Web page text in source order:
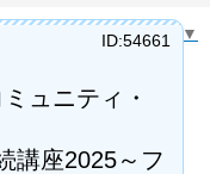
Select Language ▼
ュニティ・
講座2025～フ
ID:54661